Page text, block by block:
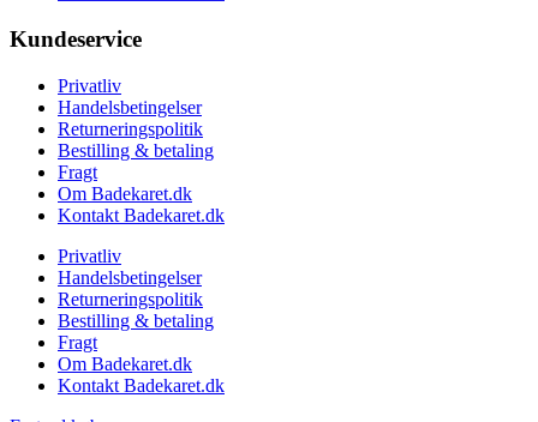
Kundeservice
Privatliv
Handelsbetingelser
Returneringspolitik
Bestilling & betaling
Fragt
Om Badekaret.dk
Kontakt Badekaret.dk
Privatliv
Handelsbetingelser
Returneringspolitik
Bestilling & betaling
Fragt
Om Badekaret.dk
Kontakt Badekaret.dk